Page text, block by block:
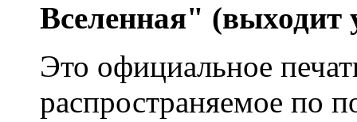
Вселенная" (выходит
Это официальное
распространяемое по